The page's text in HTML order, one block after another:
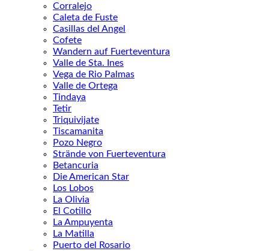
Corralejo
Caleta de Fuste
Casillas del Angel
Cofete
Wandern auf Fuerteventura
Valle de Sta. Ines
Vega de Rio Palmas
Valle de Ortega
Tindaya
Tetir
Triquivijate
Tiscamanita
Pozo Negro
Strände von Fuerteventura
Betancuria
Die American Star
Los Lobos
La Olivia
El Cotillo
La Ampuyenta
La Matilla
Puerto del Rosario